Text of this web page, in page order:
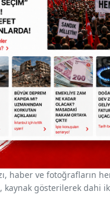
haber ve fotoğrafların
kaynak gösterilerek dahi